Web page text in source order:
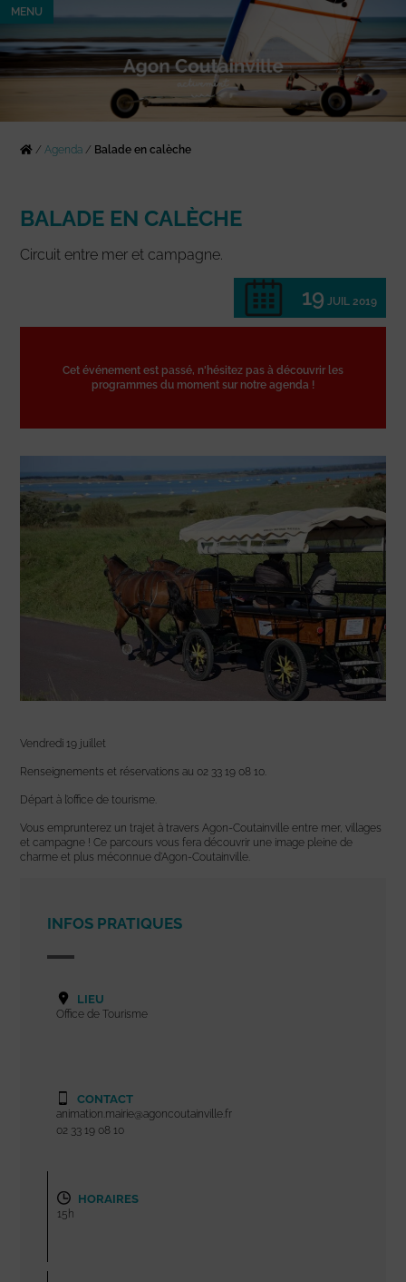
MENU
/Agenda / Balade en calèche
BALADE EN CALÈCHE
Circuit entre mer et campagne.
19 JUIL 2019
Cet événement est passé, n'hésitez pas à découvrir les
programmes du moment sur notre agenda !
Vendredi 19 juillet
Renseignements et réservations au 02 33 19 08 10.
Départ à l’office de tourisme.
Vous emprunterez un trajet à travers Agon-Coutainville entre mer, villages
et campagne ! Ce parcours vous fera découvrir une image pleine de
charme et plus méconnue d’Agon-Coutainville.
INFOS PRATIQUES
LIEU
Office de Tourisme
CONTACT
animation.mairie@agoncoutainville.fr
02 33 19 08 10
HORAIRES
15h